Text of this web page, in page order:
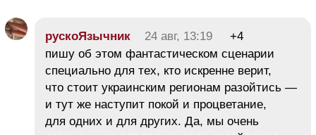
рускоЯзычник 24 авг, 13:19
+4
пишу об этом фантастическом сценарии
специально для тех, кто искренне верит,
что стоит украинским регионам разойтись —
и тут же наступит покой и процветание,
для одних и для других. Да, мы очень